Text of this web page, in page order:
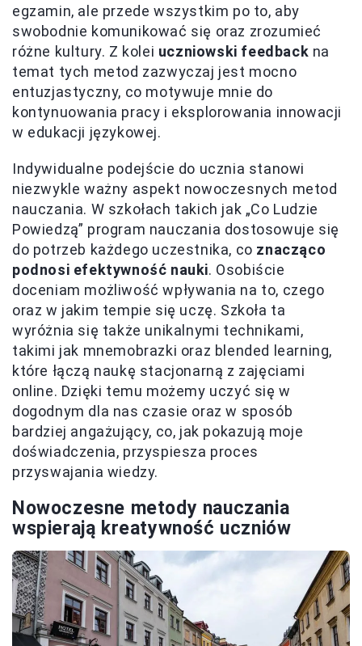
egzamin, ale przede wszystkim po to, aby
swobodnie komunikować się oraz zrozumieć
różne kultury. Z kolei uczniowski feedback na
temat tych metod zazwyczaj jest mocno
entuzjastyczny, co motywuje mnie do
kontynuowania pracy i eksplorowania innowacji
w edukacji językowej.
Indywidualne podejście do ucznia stanowi
niezwykle ważny aspekt nowoczesnych metod
nauczania. W szkołach takich jak „Co Ludzie
Powiedzą” program nauczania dostosowuje się
do potrzeb każdego uczestnika, co znacząco
podnosi efektywność nauki. Osobiście
doceniam możliwość wpływania na to, czego
oraz w jakim tempie się uczę. Szkoła ta
wyróżnia się także unikalnymi technikami,
takimi jak mnemobrazki oraz blended learning,
które łączą naukę stacjonarną z zajęciami
online. Dzięki temu możemy uczyć się w
dogodnym dla nas czasie oraz w sposób
bardziej angażujący, co, jak pokazują moje
doświadczenia, przyspiesza proces
przyswajania wiedzy.
Nowoczesne metody nauczania
wspierają kreatywność uczniów